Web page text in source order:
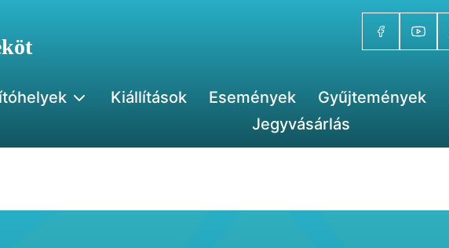
Kiállítások Események Gyűjtemények
Jegyvásárlás